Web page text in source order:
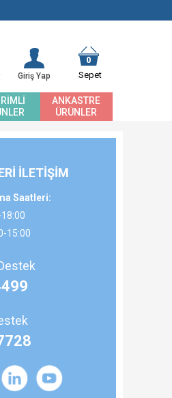
Giriş Yap
0
Sepet
ANKASTRE
ÜRÜNLER
İLETİŞİM
Saatleri:
15:00